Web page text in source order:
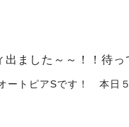
ました～～！！待っ
ートピアSです！ 本日